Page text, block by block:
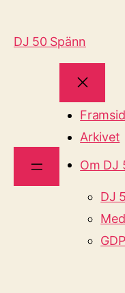
DJ 50 Spänn
Arkivet
Om DJ
DJ